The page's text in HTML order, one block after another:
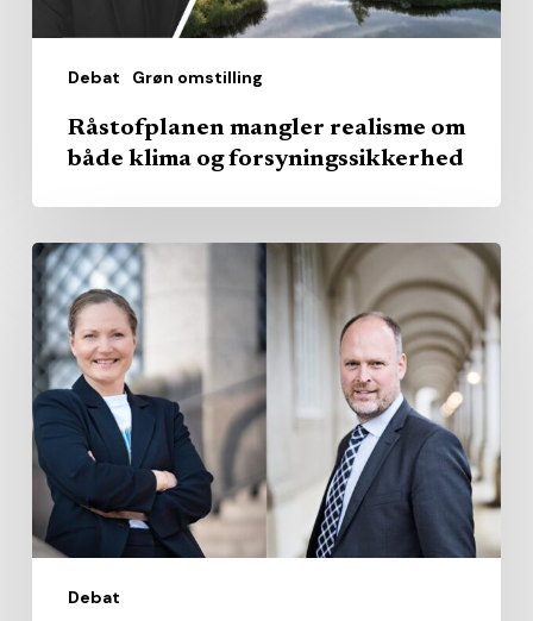
Debat Grøn omstilling
Råstofplanen mangler realisme om
både klima og forsyningssikkerhed
Debat
Regionerne
skal
gribe
muligheden
for
styrket
offentlig-
privat
samarbejde
sundhedsreformen